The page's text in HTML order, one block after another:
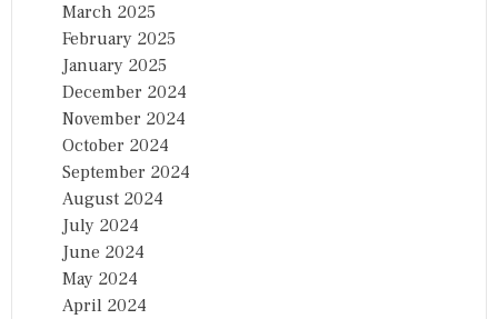
March 2025
February 2025
January 2025
December 2024
November 2024
October 2024
September 2024
August 2024
July 2024
June 2024
May 2024
April 2024